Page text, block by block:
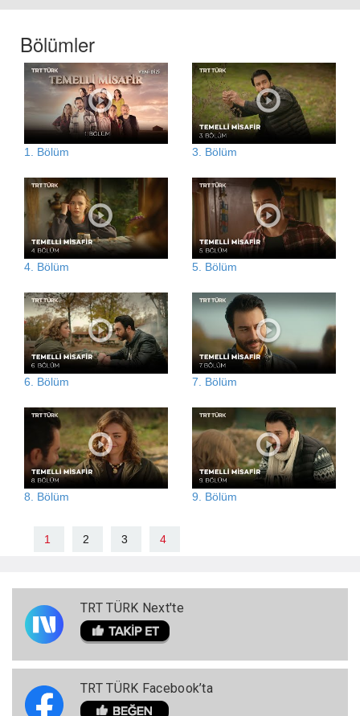
Bölümler
1. Bölüm 3. Bölüm
4. Bölüm 5. Bölüm
6. Bölüm 7. Bölüm
8. Bölüm 9. Bölüm
1 2 3 4
TRT TÜRK Next'te
TRT TÜRK Facebook’ta